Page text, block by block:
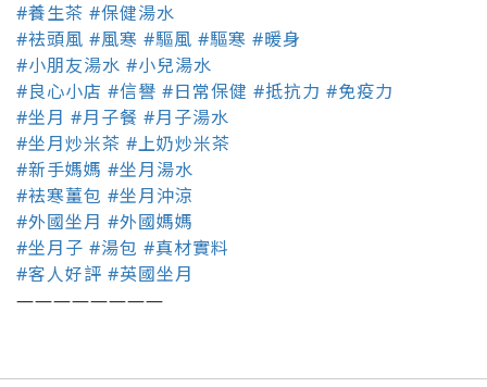
#養生茶 #保健湯水
#袪頭風 #風寒 #驅風 #驅寒 #暖身
#小朋友湯水 #小兒湯水
#良心小店 #信譽 #日常保健 #抵抗力 #免疫力
#坐月 #月子餐 #月子湯水
#坐月炒米茶 #上奶炒米茶
#新手媽媽 #坐月湯水
#袪寒薑包 #坐月沖涼
#外國坐月 #外國媽媽
#坐月子 #湯包 #真材實料
#客人好評 #英國坐月
————————